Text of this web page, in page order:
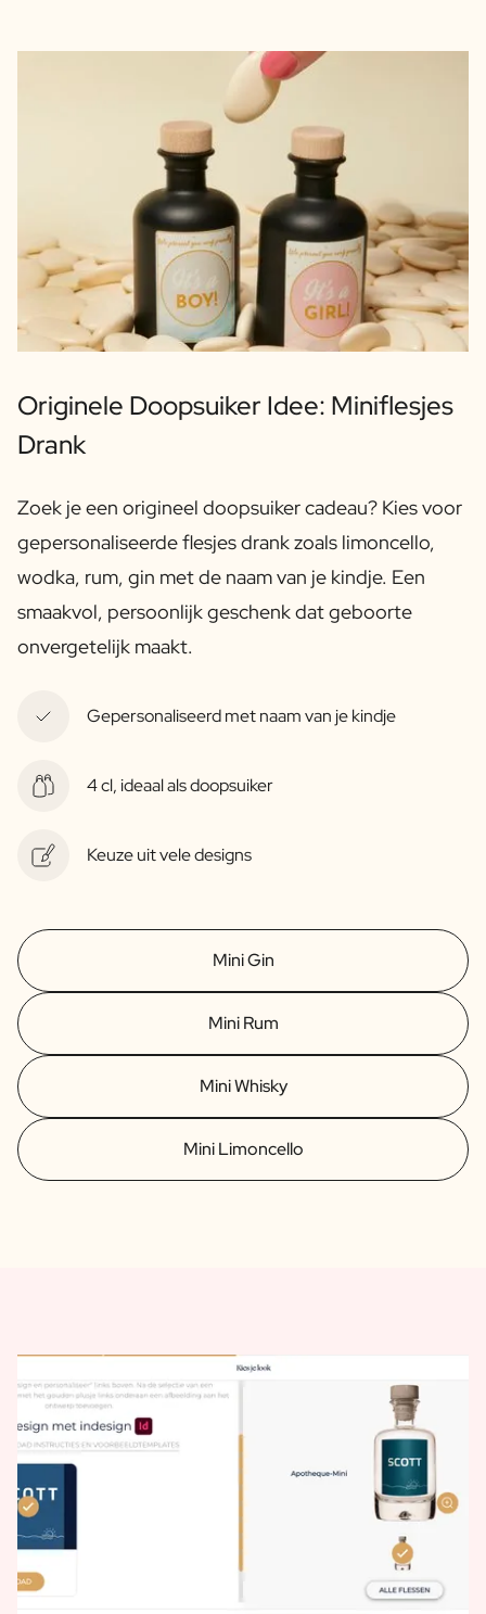
Originele Doopsuiker Idee: Miniflesjes
Drank
Zoek je een origineel doopsuiker cadeau? Kies voor
gepersonaliseerde flesjes drank zoals limoncello,
wodka, rum, gin met de naam van je kindje. Een
smaakvol, persoonlijk geschenk dat geboorte
onvergetelijk maakt.
Gepersonaliseerd met naam van je kindje
4 cl, ideaal als doopsuiker
Keuze uit vele designs
Mini Gin
Mini Rum
Mini Whisky
Mini Limoncello